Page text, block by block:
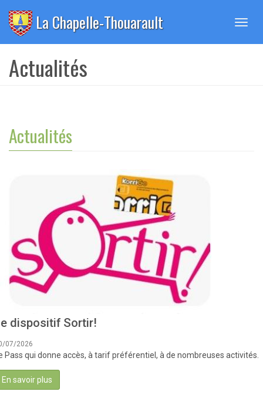
La Chapelle-Thouarault
Actualités
Actualités
dispositif Sortir!
07/2026
Pass qui donne accès, à tarif préférentiel, à de nombreuses activités.
En savoir plus